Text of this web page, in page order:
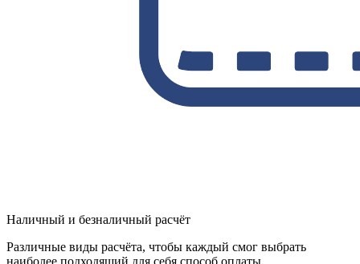
Наличный и безналичный расчёт
Различные виды расчёта, чтобы каждый смог выбрать
наиболее подходящий для себя способ оплаты.